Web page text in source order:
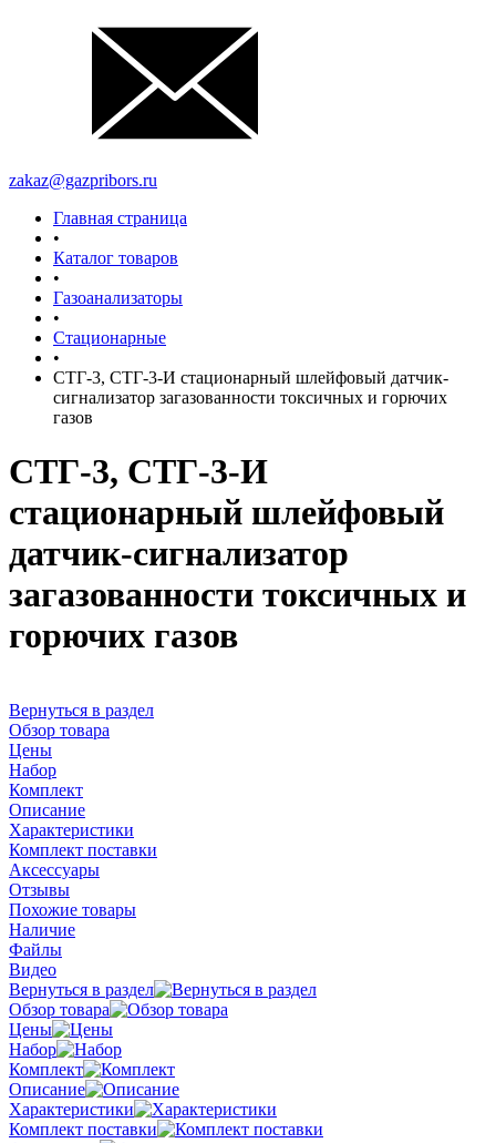
zakaz@gazpribors.ru
Главная страница
•
Каталог товаров
•
Газоанализаторы
•
Стационарные
•
СТГ-3, СТГ-3-И стационарный шлейфовый датчик-
сигнализатор загазованности токсичных и горючих
газов
СТГ-3, СТГ-3-И
стационарный шлейфовый
датчик-сигнализатор
загазованности токсичных и
горючих газов
Вернуться в раздел
Обзор товара
Цены
Набор
Комплект
Описание
Характеристики
Комплект поставки
Аксессуары
Отзывы
Похожие товары
Наличие
Файлы
Видео
Вернуться в раздел
Обзор товара
Цены
Набор
Комплект
Описание
Характеристики
Комплект поставки